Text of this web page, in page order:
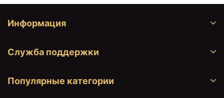
Информация
Служба поддержки
Популярные категории